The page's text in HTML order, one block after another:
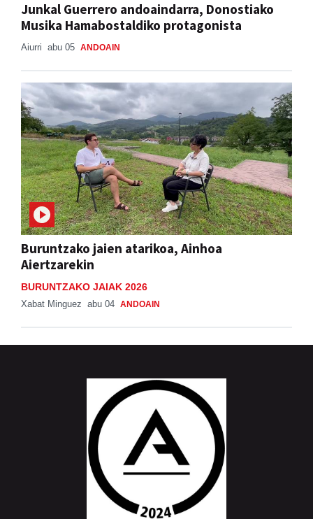
Junkal Guerrero andoaindarra, Donostiako
Musika Hamabostaldiko protagonista
Aiurri abu 05 ANDOAIN
Buruntzako jaien atarikoa, Ainhoa
Aiertzarekin
BURUNTZAKO JAIAK 2026
Xabat Minguez abu 04 ANDOAIN